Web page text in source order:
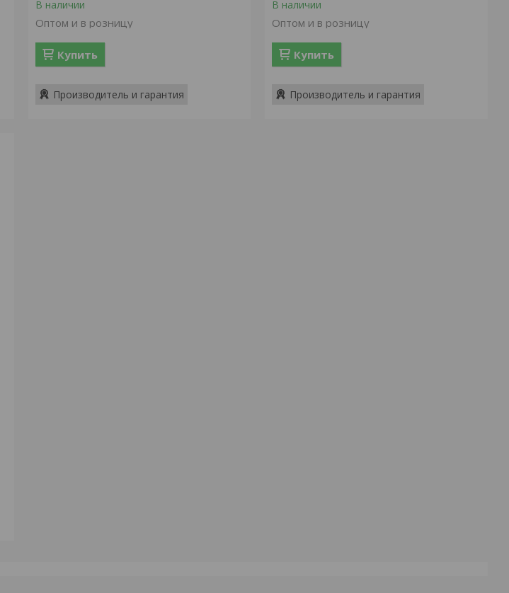
В наличии
Оптом и в розницу
Купить
Производитель и гарантия
В наличии
Оптом и в розницу
Купить
Производитель и гарантия